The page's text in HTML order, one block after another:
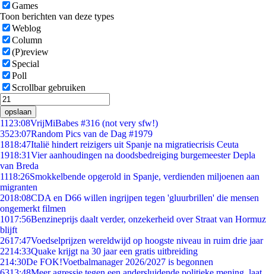
Games
Toon berichten van deze types
Weblog
Column
(P)review
Special
Poll
Scrollbar gebruiken
opslaan
11 23:08VrijMiBabes #316 (not very sfw!)
3523:07Random Pics van de Dag #1979
1818:47Italië hindert reizigers uit Spanje na migratiecrisis Ceuta
1918:31Vier aanhoudingen na doodsbedreiging burgemeester Depla
van Breda
1118:26Smokkelbende opgerold in Spanje, verdienden miljoenen aan
migranten
2018:08CDA en D66 willen ingrijpen tegen 'gluurbrillen' die mensen
ongemerkt filmen
1017:56Benzineprijs daalt verder, onzekerheid over Straat van Hormuz
blijft
2617:47Voedselprijzen wereldwijd op hoogste niveau in ruim drie jaar
2214:33Quake krijgt na 30 jaar een gratis uitbreiding
214:30De FOK!Voetbalmanager 2026/2027 is begonnen